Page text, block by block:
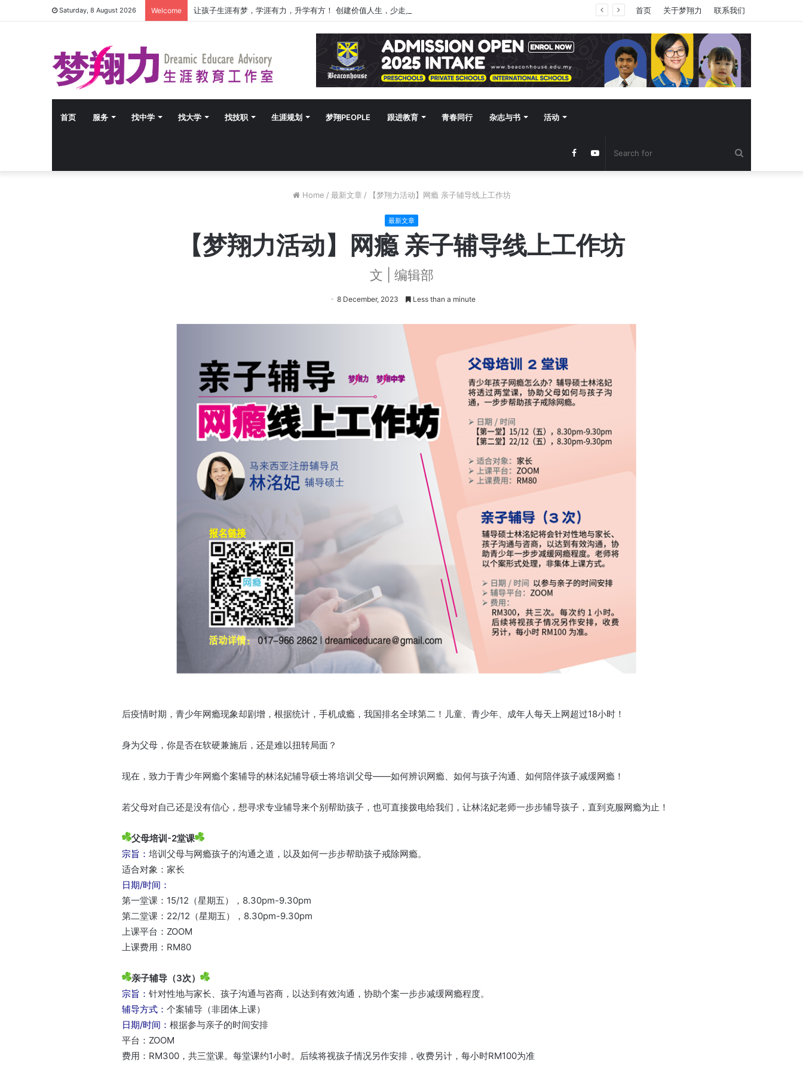
Saturday, 8 August 2026 Welcome 让孩子生涯有梦，学涯有力，升学有方！ 创建价值人生，少走人生弯路！ 首页 关于梦翔力 联系我们
首页 服务 找中学 找大学 找技职 生涯规划 梦翔PEOPLE 跟进教育 青春同行 杂志与书 活动
YouTube
Facebook
Home / 最新文章 / 【梦翔力活动】网瘾 亲子辅导线上工作坊
最新文章
【梦翔力活动】网瘾 亲子辅导线上工作坊
文 | 编辑部
8 December, 2023 Less than a minute
后疫情时期，青少年网瘾现象却剧增，根据统计，手机成瘾， 我国排名全球第二！儿童、青少年、成年人每天上网超过18小时！
身为父母，你是否在软硬兼施后，还是难以扭转局面？
现在，致力于青少年网瘾个案辅导的林洺妃辅导硕士将培训父母——如何辨识网瘾、如何与孩子沟通、如何陪伴孩子减缓网瘾！
若父母对自己还是没有信心，想寻求专业辅导来个别帮助孩子， 也可直接拨电给我们，让林洺妃老师一步步辅导孩子， 直到克服网瘾为止！
父母培训-2堂课
宗旨： 培训父母与网瘾孩子的沟通之道， 以及如何一步步帮助孩子戒除网瘾。
适合对象：家长
日期/时间：
第一堂课：15/12（星期五），8.30pm-9.30pm
第二堂课：22/12（星期五），8.30pm-9.30pm
上课平台：ZOOM
上课费用：RM80
亲子辅导（3次）
宗旨： 针对性地与家长、孩子沟通与咨商，以达到有效沟通， 协助个案一步步减缓网瘾程度。
辅导方式： 个案辅导（非团体上课）
日期/时间： 根据参与亲子的时间安排
平台：ZOOM
费用：RM300，共三堂课。每堂课约1小时。 后续将视孩子情况另作安排，收费另计，每小时RM100为准